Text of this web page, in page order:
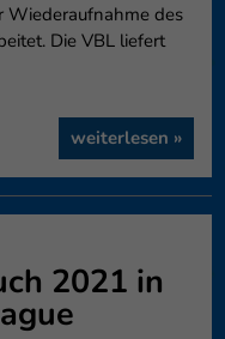
Wiederaufnahme des
Die VBL liefert
weiterlesen »
2021 in
geben oder sich
so nur bestimmte
Cookies akzeptieren
Funktionen und sind für